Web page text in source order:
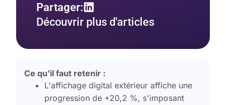
Ce qu’il faut retenir :
L'affichage digital extérieur affiche une
progression de +20,2 %, s'imposant
Partager:
Découvrir plus d'articles